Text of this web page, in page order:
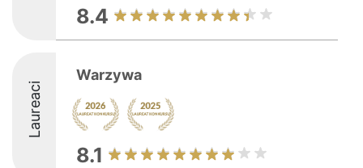
8.4
Laureaci
Warzywa
8.1